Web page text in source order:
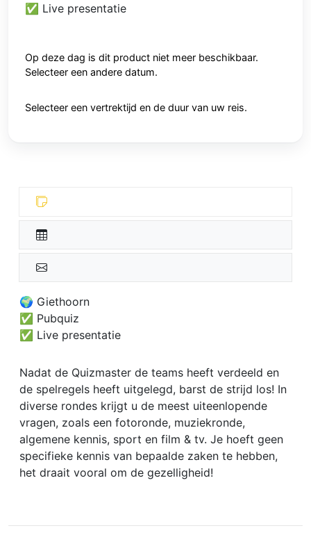
✅ Live presentatie
Op deze dag is dit product niet meer beschikbaar.
Selecteer een andere datum.
Selecteer een vertrektijd en de duur van uw reis.
🌍 Giethoorn
✅ Pubquiz
✅ Live presentatie
Nadat de Quizmaster de teams heeft verdeeld en
de spelregels heeft uitgelegd, barst de strijd los! In
diverse rondes krijgt u de meest uiteenlopende
vragen, zoals een fotoronde, muziekronde,
algemene kennis, sport en film & tv. Je hoeft geen
specifieke kennis van bepaalde zaken te hebben,
het draait vooral om de gezelligheid!